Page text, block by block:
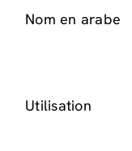
Nom en arabe
Utilisation